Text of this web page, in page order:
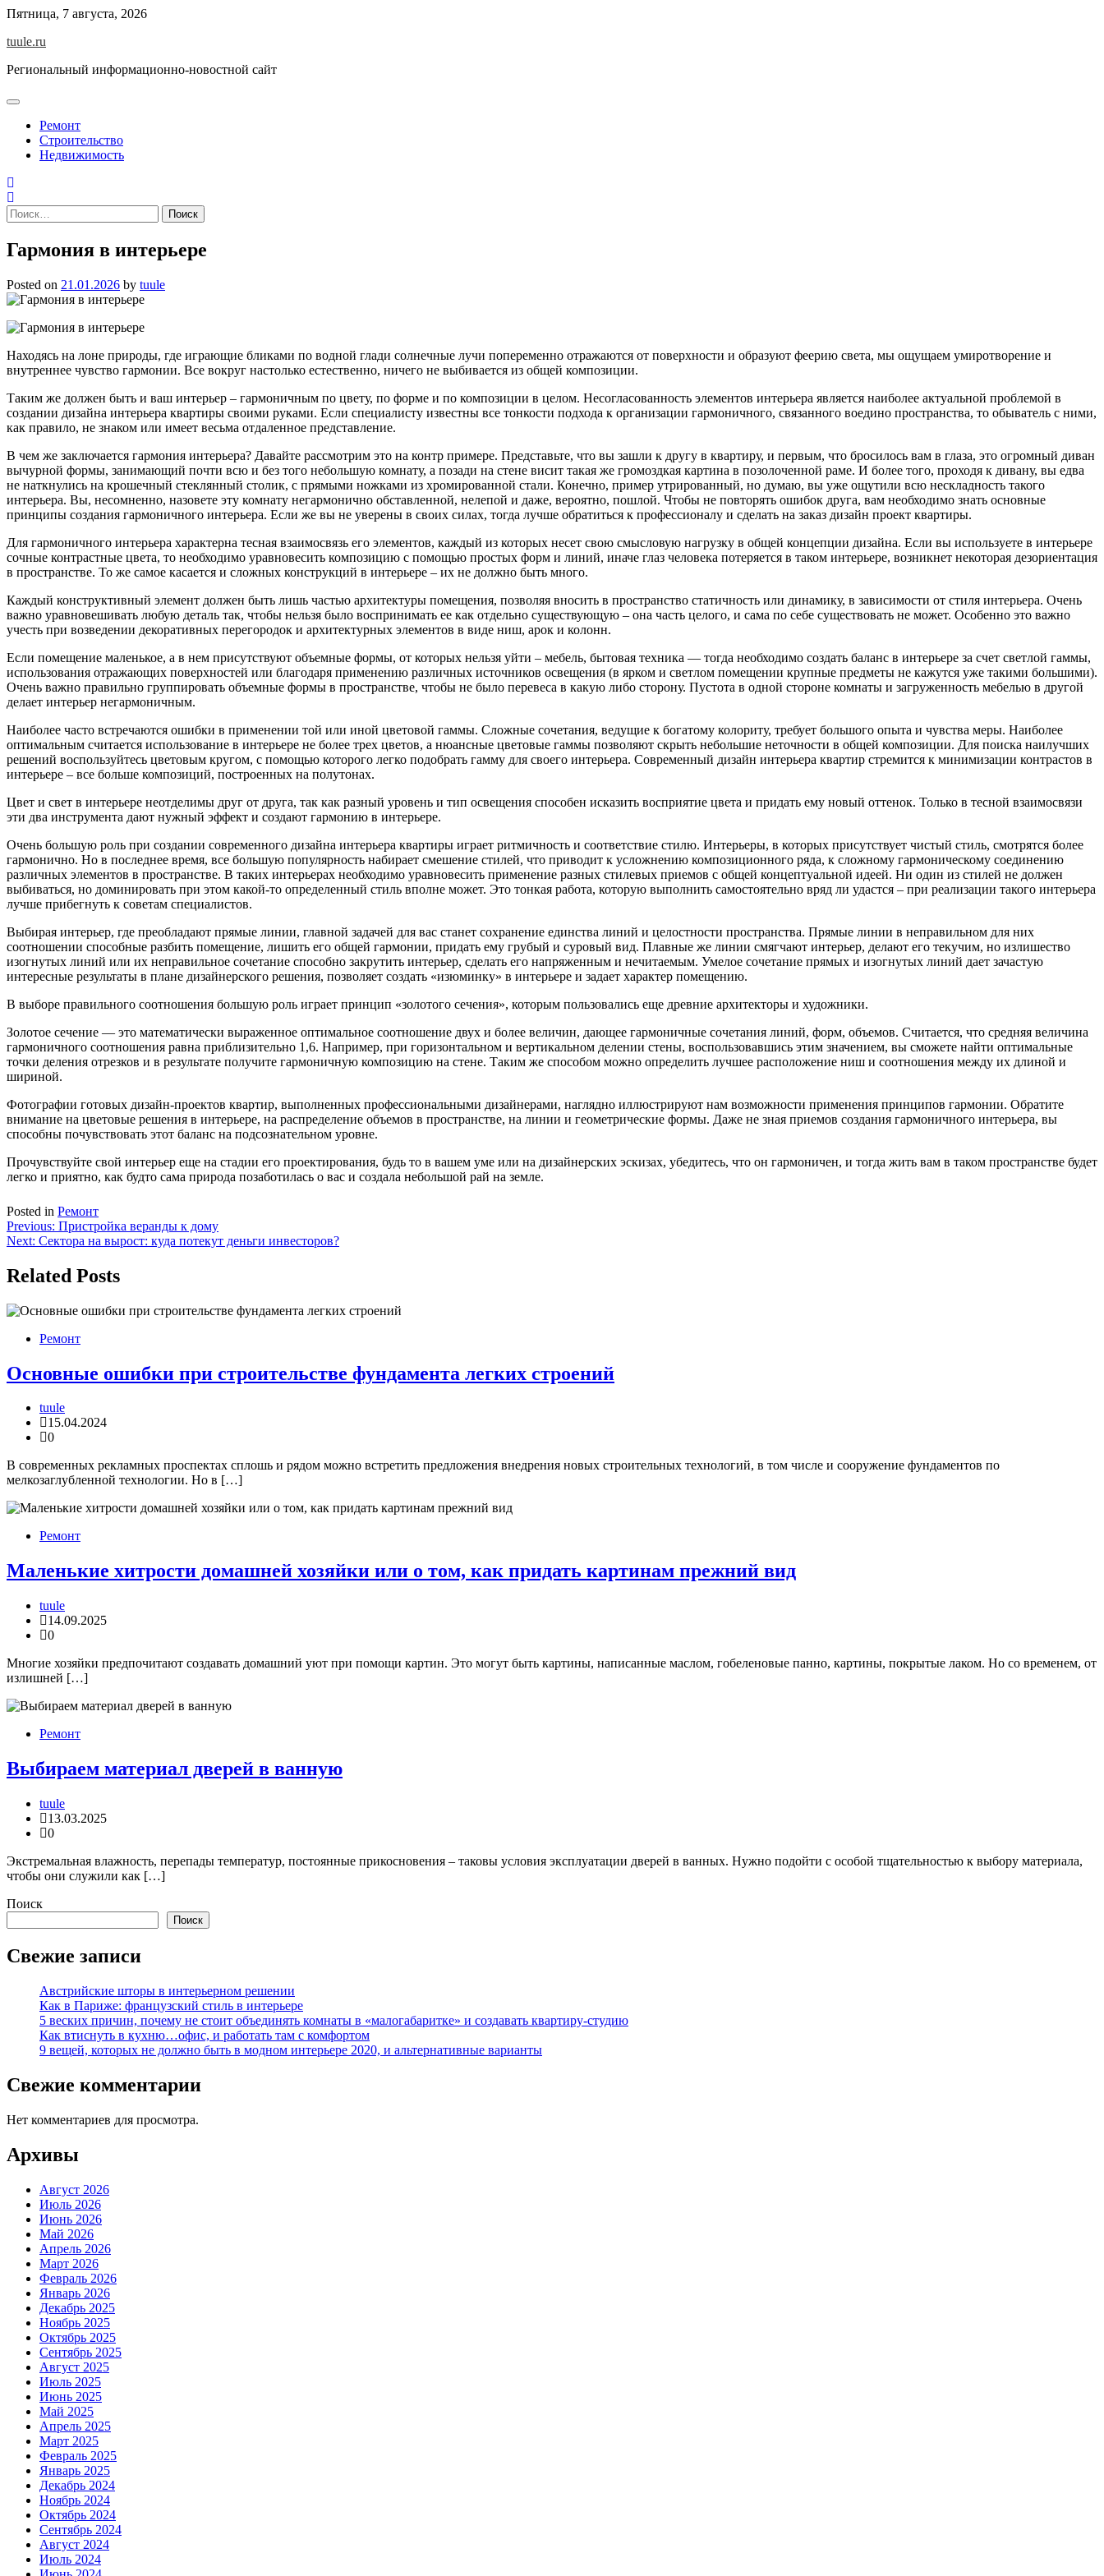
Skip
content
Пятница, 7 августа, 2026
tuule.ru
Региональный информационно-новостной сайт
Ремонт
Строительство
Недвижимость
Найти:
Гармония в интерьере
Posted on 21.01.2026 by tuule
Находясь на лоне природы, где играющие бликами по водной глади солнечные лучи попеременно отражаются от поверхности и образуют феерию света, мы ощущаем умиротворение и
внутреннее чувство гармонии. Все вокруг настолько естественно, ничего не выбивается из общей композиции.
Таким же должен быть и ваш интерьер – гармоничным по цвету, по форме и по композиции в целом. Несогласованность элементов интерьера является наиболее актуальной проблемой в
создании дизайна интерьера квартиры своими руками. Если специалисту известны все тонкости подхода к организации гармоничного, связанного воедино пространства, то обыватель с ними,
как правило, не знаком или имеет весьма отдаленное представление.
В чем же заключается гармония интерьера? Давайте рассмотрим это на контр примере. Представьте, что вы зашли к другу в квартиру, и первым, что бросилось вам в глаза, это огромный диван
вычурной формы, занимающий почти всю и без того небольшую комнату, а позади на стене висит такая же громоздкая картина в позолоченной раме. И более того, проходя к дивану, вы едва
не наткнулись на крошечный стеклянный столик, с прямыми ножками из хромированной стали. Конечно, пример утрированный, но думаю, вы уже ощутили всю нескладность такого
интерьера. Вы, несомненно, назовете эту комнату негармонично обставленной, нелепой и даже, вероятно, пошлой. Чтобы не повторять ошибок друга, вам необходимо знать основные
принципы создания гармоничного интерьера. Если же вы не уверены в своих силах, тогда лучше обратиться к профессионалу и сделать на заказ дизайн проект квартиры.
Для гармоничного интерьера характерна тесная взаимосвязь его элементов, каждый из которых несет свою смысловую нагрузку в общей концепции дизайна. Если вы используете в интерьере
сочные контрастные цвета, то необходимо уравновесить композицию с помощью простых форм и линий, иначе глаз человека потеряется в таком интерьере, возникнет некоторая дезориентация
в пространстве. То же самое касается и сложных конструкций в интерьере – их не должно быть много.
Каждый конструктивный элемент должен быть лишь частью архитектуры помещения, позволяя вносить в пространство статичность или динамику, в зависимости от стиля интерьера. Очень
важно уравновешивать любую деталь так, чтобы нельзя было воспринимать ее как отдельно существующую – она часть целого, и сама по себе существовать не может. Особенно это важно
учесть при возведении декоративных перегородок и архитектурных элементов в виде ниш, арок и колонн.
Если помещение маленькое, а в нем присутствуют объемные формы, от которых нельзя уйти – мебель, бытовая техника — тогда необходимо создать баланс в интерьере за счет светлой гаммы,
использования отражающих поверхностей или благодаря применению различных источников освещения (в ярком и светлом помещении крупные предметы не кажутся уже такими большими).
Очень важно правильно группировать объемные формы в пространстве, чтобы не было перевеса в какую либо сторону. Пустота в одной стороне комнаты и загруженность мебелью в другой
делает интерьер негармоничным.
Наиболее часто встречаются ошибки в применении той или иной цветовой гаммы. Сложные сочетания, ведущие к богатому колориту, требует большого опыта и чувства меры. Наиболее
оптимальным считается использование в интерьере не более трех цветов, а нюансные цветовые гаммы позволяют скрыть небольшие неточности в общей композиции. Для поиска наилучших
решений воспользуйтесь цветовым кругом, с помощью которого легко подобрать гамму для своего интерьера. Современный дизайн интерьера квартир стремится к минимизации контрастов в
интерьере – все больше композиций, построенных на полутонах.
Цвет и свет в интерьере неотделимы друг от друга, так как разный уровень и тип освещения способен исказить восприятие цвета и придать ему новый оттенок. Только в тесной взаимосвязи
эти два инструмента дают нужный эффект и создают гармонию в интерьере.
Очень большую роль при создании современного дизайна интерьера квартиры играет ритмичность и соответствие стилю. Интерьеры, в которых присутствует чистый стиль, смотрятся более
гармонично. Но в последнее время, все большую популярность набирает смешение стилей, что приводит к усложнению композиционного ряда, к сложному гармоническому соединению
различных элементов в пространстве. В таких интерьерах необходимо уравновесить применение разных стилевых приемов с общей концептуальной идеей. Ни один из стилей не должен
выбиваться, но доминировать при этом какой-то определенный стиль вполне может. Это тонкая работа, которую выполнить самостоятельно вряд ли удастся – при реализации такого интерьера
лучше прибегнуть к советам специалистов.
Выбирая интерьер, где преобладают прямые линии, главной задачей для вас станет сохранение единства линий и целостности пространства. Прямые линии в неправильном для них
соотношении способные разбить помещение, лишить его общей гармонии, придать ему грубый и суровый вид. Плавные же линии смягчают интерьер, делают его текучим, но излишество
изогнутых линий или их неправильное сочетание способно закрутить интерьер, сделать его напряженным и нечитаемым. Умелое сочетание прямых и изогнутых линий дает зачастую
интересные результаты в плане дизайнерского решения, позволяет создать «изюминку» в интерьере и задает характер помещению.
В выборе правильного соотношения большую роль играет принцип «золотого сечения», которым пользовались еще древние архитекторы и художники.
Золотое сечение — это математически выраженное оптимальное соотношение двух и более величин, дающее гармоничные сочетания линий, форм, объемов. Считается, что средняя величина
гармоничного соотношения равна приблизительно 1,6. Например, при горизонтальном и вертикальном делении стены, воспользовавшись этим значением, вы сможете найти оптимальные
точки деления отрезков и в результате получите гармоничную композицию на стене. Таким же способом можно определить лучшее расположение ниш и соотношения между их длиной и
шириной.
Фотографии готовых дизайн-проектов квартир, выполненных профессиональными дизайнерами, наглядно иллюстрируют нам возможности применения принципов гармонии. Обратите
внимание на цветовые решения в интерьере, на распределение объемов в пространстве, на линии и геометрические формы. Даже не зная приемов создания гармоничного интерьера, вы
способны почувствовать этот баланс на подсознательном уровне.
Прочувствуйте свой интерьер еще на стадии его проектирования, будь то в вашем уме или на дизайнерских эскизах, убедитесь, что он гармоничен, и тогда жить вам в таком пространстве будет
легко и приятно, как будто сама природа позаботилась о вас и создала небольшой рай на земле.
Posted in Ремонт
Навигация
по
записям
Previous: Пристройка веранды к дому
Next: Сектора на вырост: куда потекут деньги инвесторов?
Related Posts
Ремонт
Основные ошибки при строительстве фундамента легких строений
tuule
15.04.2024
0
В современных рекламных проспектах сплошь и рядом можно встретить предложения внедрения новых строительных технологий, в том числе и сооружение фундаментов по
мелкозаглубленной технологии. Но в […]
Ремонт
Маленькие хитрости домашней хозяйки или о том, как придать картинам прежний вид
tuule
14.09.2025
0
Многие хозяйки предпочитают создавать домашний уют при помощи картин. Это могут быть картины, написанные маслом, гобеленовые панно, картины, покрытые лаком. Но со временем, от
излишней […]
Ремонт
Выбираем материал дверей в ванную
tuule
13.03.2025
0
Экстремальная влажность, перепады температур, постоянные прикосновения – таковы условия эксплуатации дверей в ванных. Нужно подойти с особой тщательностью к выбору материала,
чтобы они служили как […]
Поиск
Поиск
Свежие записи
Австрийские шторы в интерьерном решении
Как в Париже: французский стиль в интерьере
5 веских причин, почему не стоит объединять комнаты в «малогабаритке» и создавать квартиру-студию
Как втиснуть в кухню…офис, и работать там с комфортом
9 вещей, которых не должно быть в модном интерьере 2020, и альтернативные варианты
Свежие комментарии
Нет комментариев для просмотра.
Архивы
Август 2026
Июль 2026
Июнь 2026
Май 2026
Апрель 2026
Март 2026
Февраль 2026
Январь 2026
Декабрь 2025
Ноябрь 2025
Октябрь 2025
Сентябрь 2025
Август 2025
Июль 2025
Июнь 2025
Май 2025
Апрель 2025
Март 2025
Февраль 2025
Январь 2025
Декабрь 2024
Ноябрь 2024
Октябрь 2024
Сентябрь 2024
Август 2024
Июль 2024